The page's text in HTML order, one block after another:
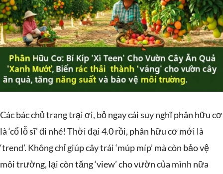
Các bác chủ trang trại ơi, bỏ ngay cái suy nghĩ phân hữu cơ
là ‘cổ lỗ sĩ’ đi nhé! Thời đại 4.0 rồi, phân hữu cơ mới là
‘trend’. Không chỉ giúp cây trái ‘múp míp’ mà còn bảo vệ
môi trường, lại còn tăng ‘view’ cho vườn của mình nữa